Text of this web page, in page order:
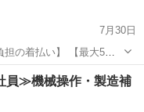
7月30日
の着払い】 【最大5万
円＝お得50,360
無印良品
員≫機械操作・製造補